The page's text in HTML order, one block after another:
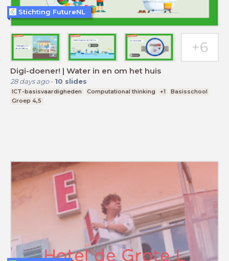
Digi-doener! | Water in en om het huis
28 days ago- 10 slides
ICT-basisvaardigheden Computational thinking +1
Basisschool
Groep 4,5
Stichting FutureNL